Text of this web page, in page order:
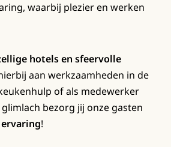
waarbij plezier en werken
hotels en sfeervolle
aan werkzaamheden in de
of als medewerker
bezorg jij onze gasten
!